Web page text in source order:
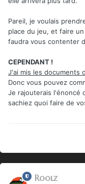
Pareil, je voulais
place du jeu, et faire
faudra vous contenter
CEPENDANT !
J'ai mis les documents
Donc vous pouvez
Je rajouterais l'énoncé
sachiez quoi faire de
Roolz